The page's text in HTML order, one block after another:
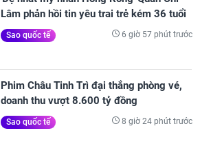
Lâm phản hồi tin yêu trai trẻ kém 36 tuổi
Sao quốc tế 6 giờ 57 phút trước
Phim Châu Tinh Trì đại thắng phòng vé,
doanh thu vượt 8.600 tỷ đồng
Sao quốc tế 8 giờ 24 phút trước